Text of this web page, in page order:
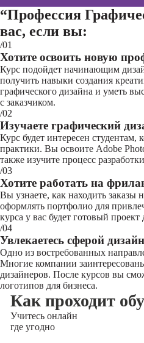
“Профессия
вас, если вы:
/01
Хотите освоить новую
Курс подойдет начинающим
получить навыки создания
графического дизайна и уметь
с заказчиком.
/02
Изучаете графический
Курс будет интересен
практики. Вы освоите Adobe
также изучите процесс
/03
Хотите работать на
Вы узнаете, как находить заказы
оформлять портфолио для
курса у вас будет готовый
/04
Увлекаетесь сферой
Одно из востребованных
Многие компании
дизайнеров. После курсов вы
логотипов для бизнеса.
Как проходит
Учитесь онлайн
где угодно